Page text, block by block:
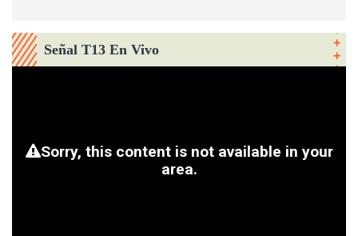
Señal T13 En Vivo